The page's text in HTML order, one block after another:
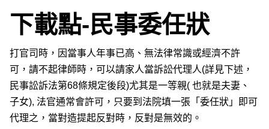
下載點-民事委任狀
打官司時，因當事人年事已高、無法律常識或經濟不許
可，請不起律師時，可以請家人當訴訟代理人(詳見下述，
民事訟訴法第68條規定後段)尤其是一等親( 也就是夫妻、
子女), 法官通常會許可，只要到法院填一張「委任狀」即可
代理之，當對造提起反對時，反對是無效的。